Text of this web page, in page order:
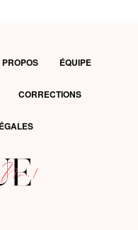
ÉQUIPE
CORRECTIONS